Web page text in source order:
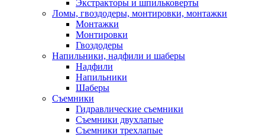
Экстракторы и шпильковерты
Ломы, гвоздодеры, монтировки, монтажки
Монтажки
Монтировки
Гвоздодеры
Напильники, надфили и шаберы
Надфили
Напильники
Шаберы
Съемники
Гидравлические съемники
Съемники двухлапые
Съемники трехлапые